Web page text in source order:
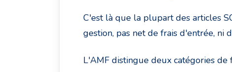
C'est là que la plupart des articles
gestion, pas net de frais d'entrée, ni
L'AMF distingue deux catégories de